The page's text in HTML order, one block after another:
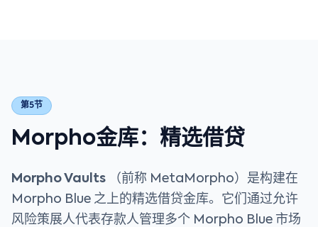
第5节
Morpho金库：精选借贷
Morpho Vaults （前称 MetaMorpho）是构建在
Morpho Blue 之上的精选借贷金库。它们通过允许
风险策展人代表存款人管理多个 Morpho Blue 市场